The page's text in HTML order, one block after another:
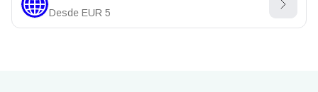
Desde EUR 5